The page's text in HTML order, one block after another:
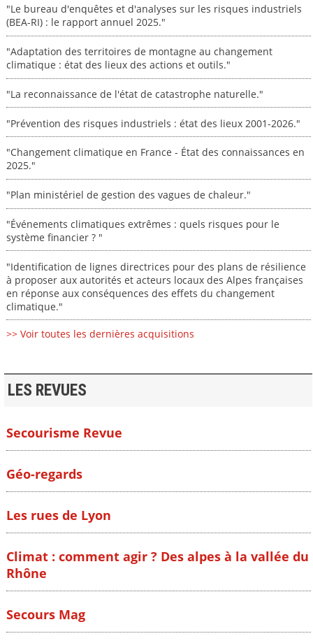
"Le bureau d'enquêtes et d'analyses sur les risques industriels
(BEA-RI) : le rapport annuel 2025."
"Adaptation des territoires de montagne au changement
climatique : état des lieux des actions et outils."
"La reconnaissance de l'état de catastrophe naturelle."
"Prévention des risques industriels : état des lieux 2001-2026."
"Changement climatique en France - État des connaissances en
2025."
"Plan ministériel de gestion des vagues de chaleur."
"Événements climatiques extrêmes : quels risques pour le
système financier ? "
"Identification de lignes directrices pour des plans de résilience
à proposer aux autorités et acteurs locaux des Alpes françaises
en réponse aux conséquences des effets du changement
climatique."
>> Voir toutes les dernières acquisitions
LES REVUES
Secourisme Revue
Géo-regards
Les rues de Lyon
Climat : comment agir ? Des alpes à la vallée du
Rhône
Secours Mag